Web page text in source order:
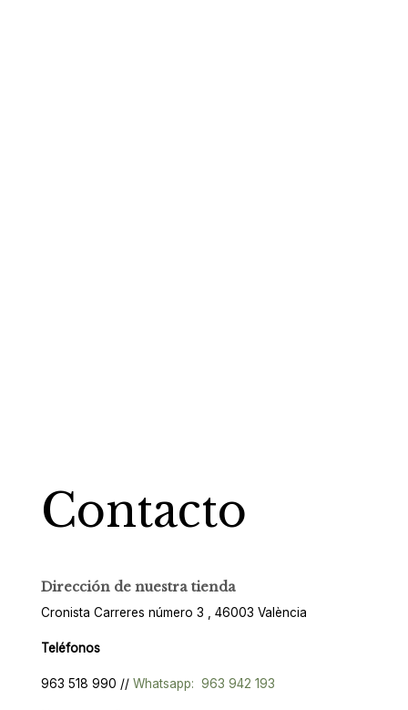
Contacto
Dirección de nuestra tienda
Cronista Carreres número 3 , 46003 València
Teléfonos
963 518 990 // Whatsapp: 963 942 193